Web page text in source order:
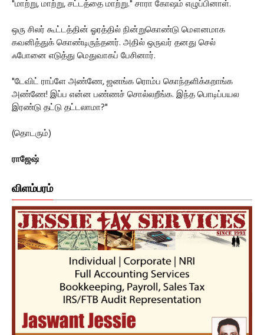
"மாற்று, மாற்று, சட்டத்தை மாற்று." சாரா கோஷம் எழுப்பினாள்.
ஒரு சிலர் கூட்டத்தின் ஓரத்தில் நின்றுகொண்டு மௌனமாக
கவனித்துக் கொண்டிருந்தனர். அதில் ஒருவர் தனது செல்
ஃபோனை எடுத்து மெதுவாகப் பேசினார்.
"டேவிட் ராப்ளே அண்ணே, ஜனங்க ரொம்ப கொந்தளிக்கறாங்க
அண்ணே! இப்ப என்ன பண்ணச் சொல்லறீங்க. இந்த பொடிப்பயல
இரண்டு தட்டு தட்டலாமா?"
(தொடரும்)
ராஜேஷ்
விளம்பரம்